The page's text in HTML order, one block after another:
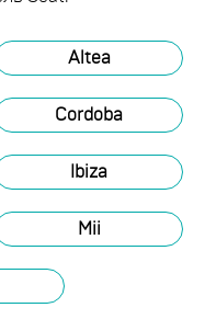
Altea
Cordoba
Ibiza
Mii